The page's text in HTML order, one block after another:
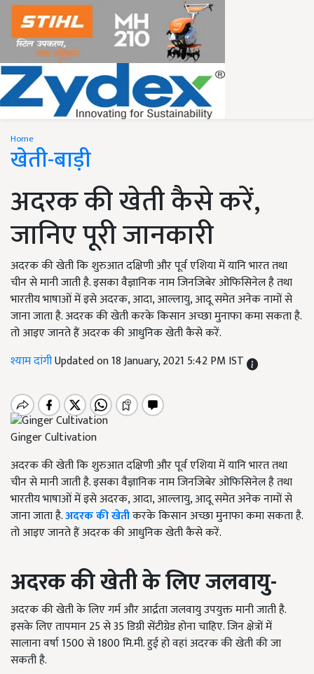
Home
खेती-बाड़ी
अदरक की खेती कैसे करें,
जानिए पूरी जानकारी
अदरक की खेती कि शुरुआत दक्षिणी और पूर्व एशिया में यानि भारत तथा
चीन से मानी जाती है. इसका वैज्ञानिक नाम जिनजिबेर ओफिसिनेल है तथा
भारतीय भाषाओं में इसे अदरक, आदा, आल्लायु, आदू समेत अनेक नामों से
जाना जाता है. अदरक की खेती करके किसान अच्छा मुनाफा कमा सकता है.
तो आइए जानते हैं अदरक की आधुनिक खेती कैसे करें.
श्याम दांगीUpdated on 18 January, 2021 5:42 PM IST
Ginger Cultivation
अदरक की खेती कि शुरुआत दक्षिणी और पूर्व एशिया में यानि भारत तथा
चीन से मानी जाती है. इसका वैज्ञानिक नाम जिनजिबेर ओफिसिनेल है तथा
भारतीय भाषाओं में इसे अदरक, आदा, आल्लायु, आदू समेत अनेक नामों से
जाना जाता है.अदरक की खेतीकरके किसान अच्छा मुनाफा कमा सकता है.
तो आइए जानते हैं अदरक की आधुनिक खेती कैसे करें.
अदरककीखेतीकेलिएजलवायु-
अदरक की खेती के लिए गर्म और आर्द्रता जलवायु उपयुक्त मानी जाती है.
इसके लिए तापमान 25 से 35 डिग्री सेंटीग्रेड होना चाहिए. जिन क्षेत्रों में
सालाना वर्षा 1500 से 1800 मि.मी. हुई हो वहां अदरक की खेती की जा
सकती है.